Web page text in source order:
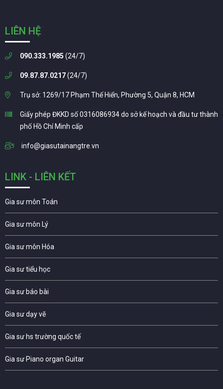
LIÊN HỆ
090.333.1985 (24/7)
09.87.87.0217(24/7)
Trụ sở: 1269/17 Phạm Thế Hiển, Phường 5, Quận 8, HCM
Giấy phép ĐKKD số 0316086934 do sở kế hoạch và đầu tư thành
phố Hồ Chí Minh cấp
info@giasutainangtre.vn
LINK - LIÊN KẾT
Gia sư môn Toán
Gia sư môn Lý
Gia sư môn Hóa
Gia sư tiểu học
Gia sư báo bài
Gia sư dạy vẽ
Gia sư hs trường quốc tế
Gia sư Piano organ Guitar